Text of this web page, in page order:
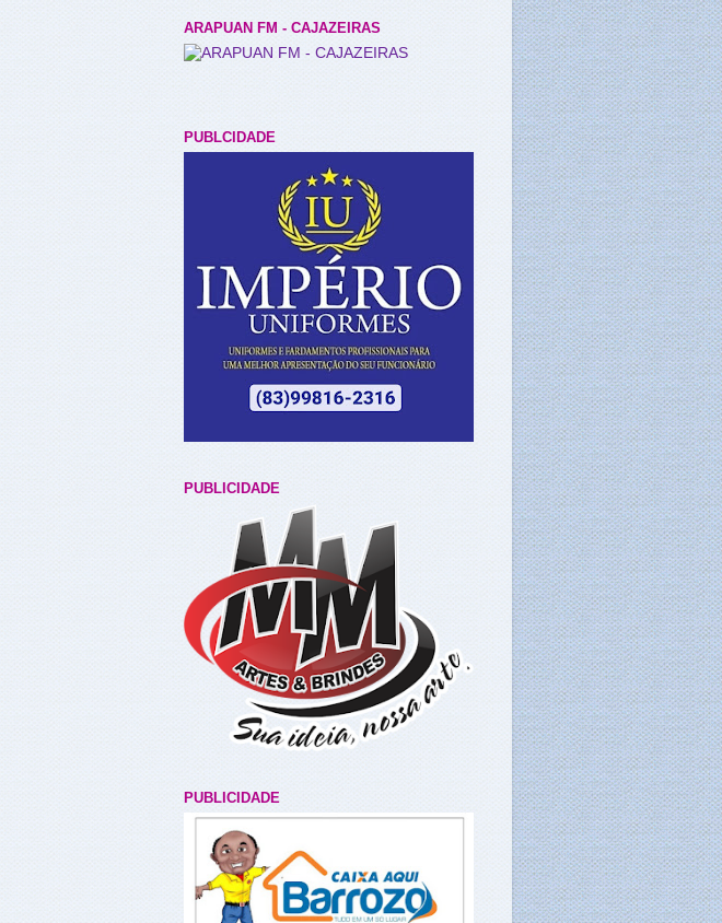
ARAPUAN FM - CAJAZEIRAS
PUBLCIDADE
PUBLICIDADE
PUBLICIDADE